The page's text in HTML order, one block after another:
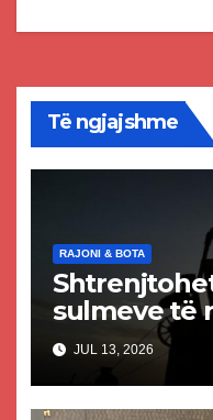
Të ngjajshme
RAJONI & BOTA
sulmeve të
JUL 13, 2026